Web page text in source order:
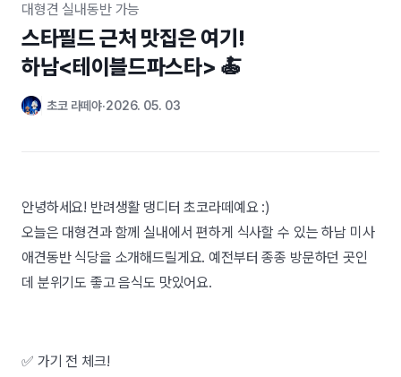
대형견 실내동반 가능
스타필드 근처 맛집은 여기!
하남<테이블드파스타> 🍝
초코 라떼야 2026. 05. 03
안녕하세요! 반려생활 댕디터 초코라떼예요 :)
오늘은 대형견과 함께 실내에서 편하게 식사할 수 있는 하남 미사
애견동반 식당을 소개해드릴게요. 예전부터 종종 방문하던 곳인
데 분위기도 좋고 음식도 맛있어요.
✅ 가기 전 체크!